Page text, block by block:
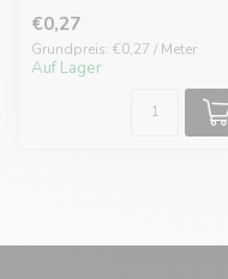
€0,27
Grundpreis: €0,27 / Meter
Auf Lager